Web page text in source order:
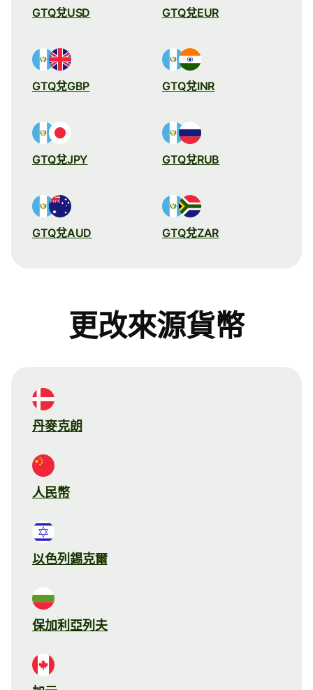
GTQ兌USD GTQ兌EUR
GTQ兌GBP GTQ兌INR
GTQ兌JPY GTQ兌RUB
GTQ兌AUD GTQ兌ZAR
更改來源貨幣
丹麥克朗
人民幣
以色列錫克爾
保加利亞列夫